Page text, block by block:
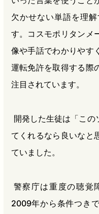
欠かせない単語を理
す。コスモポリタンメ
像や手話でわかりやす
運転免許を取得する際
注目されています。
開発した生徒は「この
てくれるなら良いなと
ていました。
警察庁は重度の聴覚
2009年から条件つき